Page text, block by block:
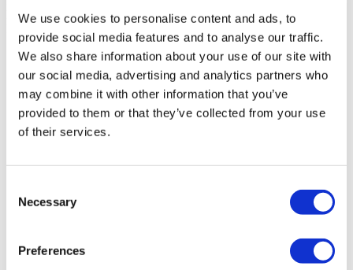
We use cookies to personalise content and ads, to
provide social media features and to analyse our traffic.
We also share information about your use of our site with
our social media, advertising and analytics partners who
may combine it with other information that you’ve
provided to them or that they’ve collected from your use
of their services.
Selection
Necessary
Preferences
Начиная от 2 400 €Получить предложение
TÜRSAB – Операции на flymedi.com осуществляются
компанией MIRAC SARA TOURISM, туристическим
агентством группы A, зарегистрированным в TÜRSAB
(Сертификат № 12276).
Все процедуры проводятся в сертифицированном
медицинском учреждении, специализирующемся на
медицинском туризме.
как это работает?
Pre-Op Guide
Plany Platezhey